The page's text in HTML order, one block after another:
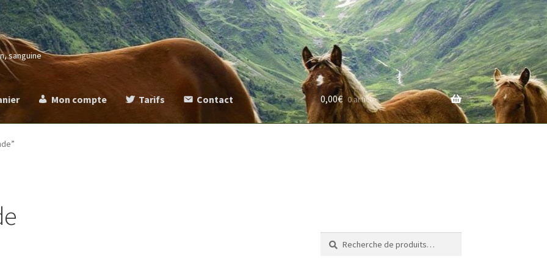
sanguine
Mon compte Tarifs Contact 0,00€ 0 article
Recherche
pour :
Recherche